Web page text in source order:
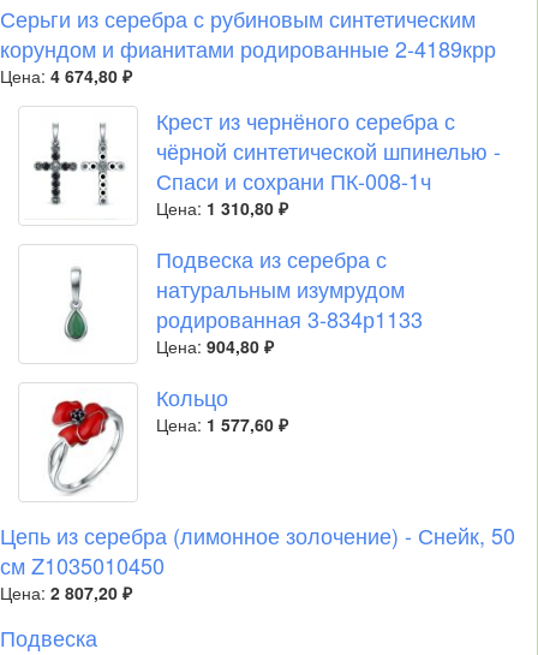
Серьги из серебра с рубиновым синтетическим
корундом и фианитами родированные 2-4189крр
Цена: 4 674,80 ₽
Крест из чернёного серебра с
чёрной синтетической шпинелью -
Спаси и сохрани ПК-008-1ч
Цена: 1 310,80 ₽
Подвеска из серебра с
натуральным изумрудом
родированная 3-834р1133
Цена: 904,80 ₽
Кольцо
Цена: 1 577,60 ₽
Цепь из серебра (лимонное золочение) - Снейк, 50
см Z1035010450
Цена: 2 807,20 ₽
Подвеска